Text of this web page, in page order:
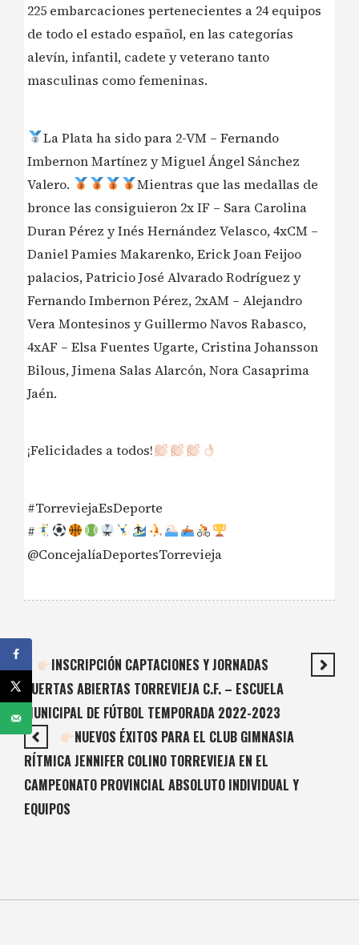
225 embarcaciones pertenecientes a 24 equipos
de todo el estado español, en las categorías
alevín, infantil, cadete y veterano tanto
masculinas como femeninas.
La Plata ha sido para 2-VM – Fernando
Imbernon Martínez y Miguel Ángel Sánchez
Valero.
Mientras que las medallas de
bronce las consiguieron 2x IF – Sara Carolina
Duran Pérez y Inés Hernández Velasco, 4xCM –
Daniel Pamies Makarenko, Erick Joan Feijoo
palacios, Patricio José Alvarado Rodríguez y
Fernando Imbernon Pérez, 2xAM – Alejandro
Vera Montesinos y Guillermo Navos Rabasco,
4xAF – Elsa Fuentes Ugarte, Cristina Johansson
Bilous, Jimena Salas Alarcón, Nora Casaprima
Jaén.
¡Felicidades a todos!
#TorreviejaEsDeporte
#
@ConcejalíaDeportesTorrevieja
INSCRIPCIÓN CAPTACIONES Y JORNADAS
PUERTAS ABIERTAS TORREVIEJA C.F. – ESCUELA
MUNICIPAL DE FÚTBOL TEMPORADA 2022-2023
NUEVOS ÉXITOS PARA EL CLUB GIMNASIA
RÍTMICA JENNIFER COLINO TORREVIEJA EN EL
CAMPEONATO PROVINCIAL ABSOLUTO INDIVIDUAL Y
EQUIPOS